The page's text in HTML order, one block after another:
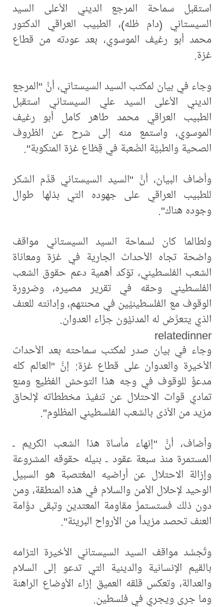
استقبل سماحة المرجع الديني الأعلى السيد
السيستاني (دام ظله)، الطبيب العراقي الدكتور
محمد أبو رغيف الموسوي، بعد عودته من قطاع
غزة.
وجاء في بيان لمكتب السيد السيستاني، أنَّ "المرجع
الديني الأعلى السيد علي السيستاني استقبل
الطبيب العراقي محمد طاهر كامل أبو رغيف
الموسوي، واستمع منه إلى شرح عن الظروف
الصحية والطبيَّة الصَّعبة في قِطَاع غزة المنكوبة".
وأضاف البيان، أنَّ "السيد السيستاني قدَّم الشكر
للطبيب العراقي على جهوده التي بذلها طوال
وجوده هناك".
ولطالما كان لسماحة السيد السيستاني مواقف
واضحة تجاه الأحداث الجارية في غزة ومعاناة
الشعب الفلسطيني، تؤكد أهمية دعم حقوق الشعب
الفلسطيني وحقه في تقرير مصيره، وضرورة
الوقوف مع الفلسطينيِّين في محنتهم، وإدانته للعنف
الذي يتعرَّض له المدنيُّون جرَّاء العدوان.
relatedinner
وجاء في بيان صدر لمكتب سماحته بعد الأحداث
الأخيرة والعدوان على قطاع غزة: إنَّ "العالم كله
مدعوٌّ للوقوف في وجه هذا التوحش الفظيع ومنع
تمادي قوات الاحتلال عن تنفيذ مخططاته لإلحاق
مزيد من الأذى بالشعب الفلسطيني المظلوم".
وأضاف، أنَّ "إنهاء مأساة هذا الشعب الكريم ـ
المستمرة منذ سبعة عقود ـ بنيله حقوقه المشروعة
وإزالة الاحتلال عن أراضيه المغتصبة هو السبيل
الوحيد لإحلال الأمن والسلام في هذه المنطقة، ومن
دون ذلك فستستمرُّ مقاومة المعتدين وتبقى دوَّامة
العنف تحصد مزيداً من الأرواح البريئة".
وتُجسِّد مواقف السيد السيستاني الأخيرة التزامه
بالقيم الإنسانية والدينية التي تدعو إلى السلام
والعدالة، وتعكس قلقه العميق إزاء الأوضاع الراهنة
وما جرى ويجري في فلسطين.